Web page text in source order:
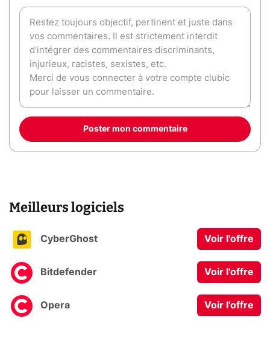
Poster mon commentaire
Meilleurs logiciels
CyberGhost Voir l'offre
Bitdefender Voir l'offre
Opera Voir l'offre